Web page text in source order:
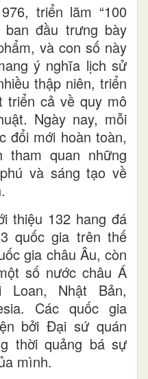
triển lãm “100
ban đầu trưng bày
và con số này
ý nghĩa lịch sử
thập niên, triển
triển cả về quy mô
Ngày nay, mỗi
đổi mới hoàn toàn,
tham quan những
và sáng tạo về
thiệu 132 hang đá
quốc gia trên thế
gia châu Âu, còn
số nước châu Á
Nhật Bản,
Các quốc gia
bởi Đại sứ quán
thời quảng bá sự
mình.